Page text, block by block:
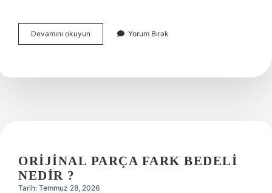
Devamını okuyun
Köhn
mi
Yorum Bırak
ORIJINAL PARÇA FARK BEDELI
NEDIR ?
Tarih: Temmuz 28, 2026